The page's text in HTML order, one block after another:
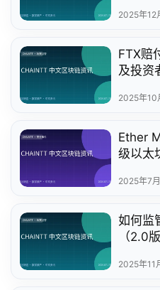
2025年12
FTX赔
及投资
2025年10
Ether
级以太
2025年7
如何监
（2.0版
2025年11